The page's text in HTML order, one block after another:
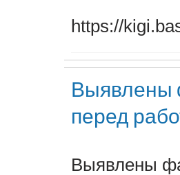
https://
Выявлены
перед
Выявлены